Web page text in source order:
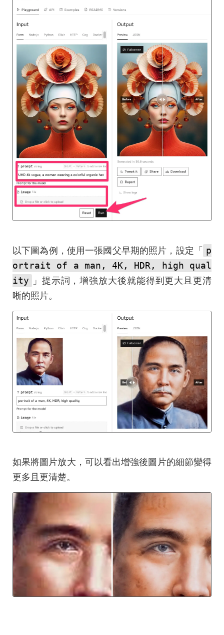
以下圖為例，使用一張國父早期的照片，設定「
p
ortrait of a man, 4K, HDR, high qual
ity
」提示詞，增強放大後就能得到更大且更清
晰的照片。
如果將圖片放大，可以看出增強後圖片的細節變得
更多且更清楚。